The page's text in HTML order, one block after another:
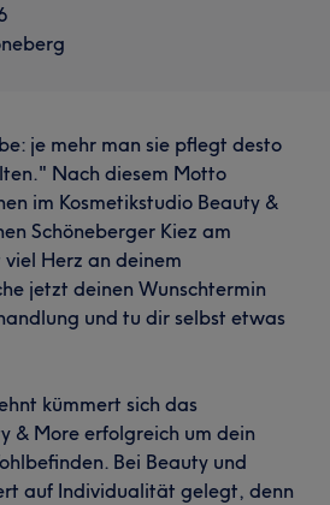
je mehr man sie pflegt desto
Nach diesem Motto
im Kosmetikstudio Beauty &
Schöneberger Kiez am
Herz an deinem
jetzt deinen Wunschtermin
und tu dir selbst etwas
kümmert sich das
& More erfolgreich um dein
Bei Beauty und
auf Individualität gelegt, denn